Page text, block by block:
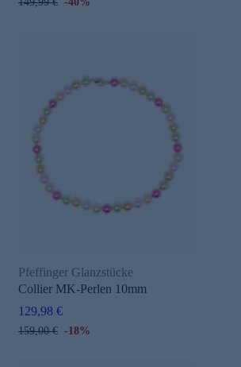
Pfeffinger Glanzstücke
Collier MK-Perlen 10mm
129,98 €
159,00 € -18%